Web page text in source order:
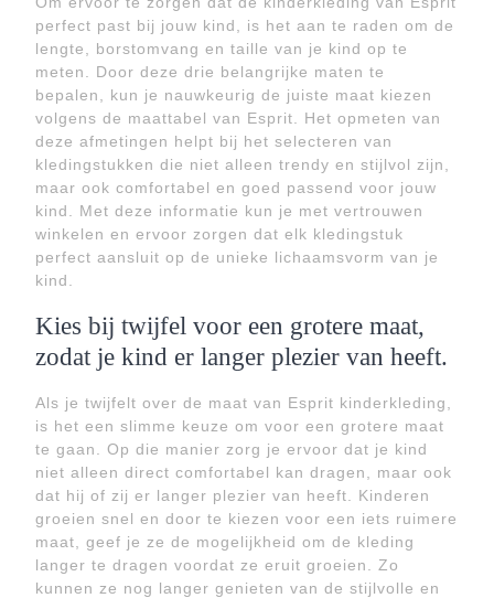
perfect past bij jouw kind, is het aan te raden om de
lengte, borstomvang en taille van je kind op te
meten. Door deze drie belangrijke maten te
bepalen, kun je nauwkeurig de juiste maat kiezen
volgens de maattabel van Esprit. Het opmeten van
deze afmetingen helpt bij het selecteren van
kledingstukken die niet alleen trendy en stijlvol zijn,
maar ook comfortabel en goed passend voor jouw
kind. Met deze informatie kun je met vertrouwen
winkelen en ervoor zorgen dat elk kledingstuk
perfect aansluit op de unieke lichaamsvorm van je
kind.
Kies bij twijfel voor een grotere maat,
zodat je kind er langer plezier van heeft.
Als je twijfelt over de maat van Esprit kinderkleding,
is het een slimme keuze om voor een grotere maat
te gaan. Op die manier zorg je ervoor dat je kind
niet alleen direct comfortabel kan dragen, maar ook
dat hij of zij er langer plezier van heeft. Kinderen
groeien snel en door te kiezen voor een iets ruimere
maat, geef je ze de mogelijkheid om de kleding
langer te dragen voordat ze eruit groeien. Zo
kunnen ze nog langer genieten van de stijlvolle en